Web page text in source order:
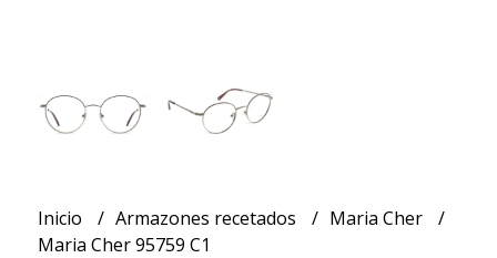
Inicio Armazones recetados
Maria Cher
Maria Cher 95759 C1